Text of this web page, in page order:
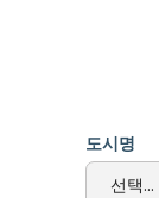
도시명
선택...